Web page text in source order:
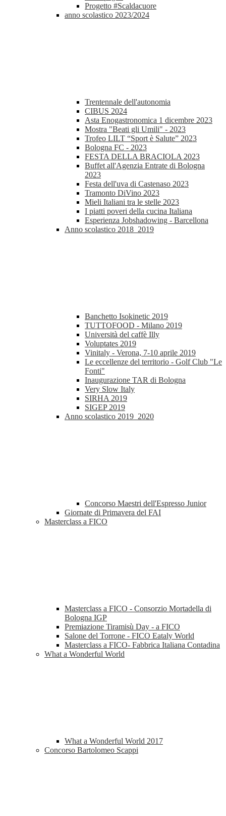
Progetto #Scaldacuore
anno scolastico 2023/2024
Trentennale dell'autonomia
CIBUS 2024
Asta Enogastronomica 1 dicembre 2023
Mostra "Beati gli Umili" - 2023
Trofeo LILT “Sport è Salute” 2023
Bologna FC - 2023
FESTA DELLA BRACIOLA 2023
Buffet all'Agenzia Entrate di Bologna
2023
Festa dell'uva di Castenaso 2023
Tramonto DiVino 2023
Mieli Italiani tra le stelle 2023
I piatti poveri della cucina Italiana
Esperienza Jobshadowing - Barcellona
Anno scolastico 2018_2019
Banchetto Isokinetic 2019
TUTTOFOOD - Milano 2019
Università del caffè Illy
Voluptates 2019
Vinitaly - Verona, 7-10 aprile 2019
Le eccellenze del territorio - Golf Club "Le
Fonti"
Inaugurazione TAR di Bologna
Very Slow Italy
SIRHA 2019
SIGEP 2019
Anno scolastico 2019_2020
Concorso Maestri dell'Espresso Junior
Giornate di Primavera del FAI
Masterclass a FICO
Masterclass a FICO - Consorzio Mortadella di
Bologna IGP
Premiazione Tiramisù Day - a FICO
Salone del Torrone - FICO Eataly World
Masterclass a FICO- Fabbrica Italiana Contadina
What a Wonderful World
What a Wonderful World 2017
Concorso Bartolomeo Scappi